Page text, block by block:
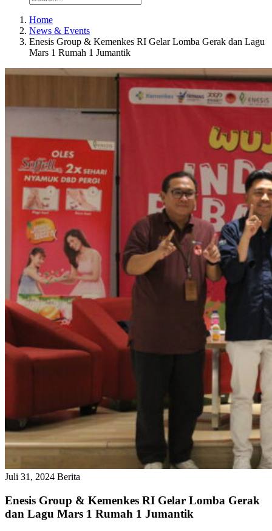
Home
News & Events
Enesis Group & Kemenkes RI Gelar Lomba Gerak dan Lagu
Mars 1 Rumah 1 Jumantik
Juli 31, 2024 Berita
Enesis Group & Kemenkes RI Gelar Lomba Gerak
dan Lagu Mars 1 Rumah 1 Jumantik